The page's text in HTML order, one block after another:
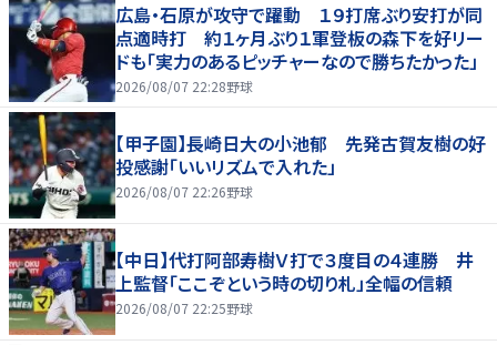
広島・石原が攻守で躍動 １９打席ぶり安打が同
点適時打 約１ヶ月ぶり１軍登板の森下を好リー
ドも「実力のあるピッチャーなので勝ちたかった」
2026/08/07 22:28野球
【甲子園】長崎日大の小池郁 先発古賀友樹の好
投感謝「いいリズムで入れた」
2026/08/07 22:26野球
【中日】代打阿部寿樹Ｖ打で３度目の４連勝 井
上監督「ここぞという時の切り札」全幅の信頼
2026/08/07 22:25野球